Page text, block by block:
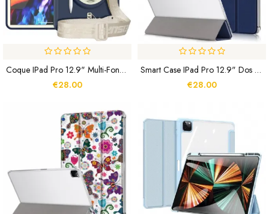
Coque IPad Pro 12.9" Multi-Fonctionnelle
€28.00
Smart Case IPad Pro 12.9" Dos Transparent
€28.00